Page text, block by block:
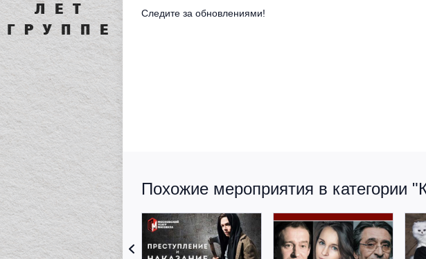
Следите за обновлениями!
Похожие мероприятия в категории